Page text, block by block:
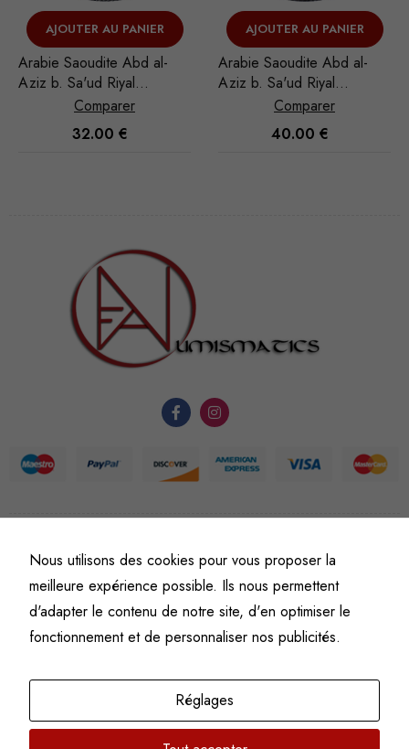
AJOUTER AU PANIER
Arabie Saoudite Abd al-
Aziz b. Sa'ud Riyal
1935/AH 1354
Comparer
32.00 €
AJOUTER AU PANIER
Arabie Saoudite Abd al-
Aziz b. Sa'ud Riyal
1935/AH 1354
Comparer
40.00 €
© Fine art numismatics
Politique de confidentialitéConditions générales de vente et d’utilisation
Mentions légales
Nous utilisons des cookies pour vous proposer la
meilleure expérience possible. Ils nous permettent
d'adapter le contenu de notre site, d'en optimiser le
fonctionnement et de personnaliser nos publicités.
Réglages
fonctionnement
Afin que
fonctionnalité
structure du
site Web, en
fonction de
en est fait.